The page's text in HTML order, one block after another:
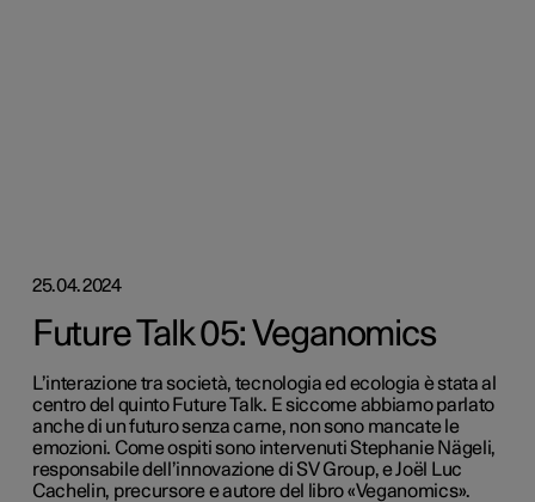
25.04.2024
Future Talk 05: Veganomics
L’interazione tra società, tecnologia ed ecologia è stata al
centro del quinto Future Talk. E siccome abbiamo parlato
anche di un futuro senza carne, non sono mancate le
emozioni. Come ospiti sono intervenuti Stephanie Nägeli,
responsabile dell’innovazione di SV Group, e Joël Luc
Cachelin, precursore e autore del libro «Veganomics».